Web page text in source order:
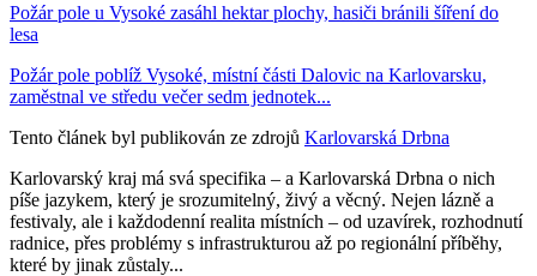
Požár pole u Vysoké zasáhl hektar plochy, hasiči bránili šíření do
lesa
Požár pole poblíž Vysoké, místní části Dalovic na Karlovarsku,
zaměstnal ve středu večer sedm jednotek...
Tento článek byl publikován ze zdrojů Karlovarská Drbna
Karlovarský kraj má svá specifika – a Karlovarská Drbna o nich
píše jazykem, který je srozumitelný, živý a věcný. Nejen lázně a
festivaly, ale i každodenní realita místních – od uzavírek, rozhodnutí
radnice, přes problémy s infrastrukturou až po regionální příběhy,
které by jinak zůstaly...